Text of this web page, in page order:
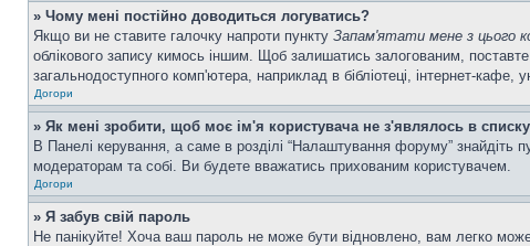
» Чому мені постійно доводиться логуватись?
Якщо ви не ставите галочку напроти пункту Запам'ятати мене з цього
облікового запису кимось іншим. Щоб залишатись залогованим,
загальнодоступного комп'ютера, наприклад в бібліотеці, інтернет-
Догори
» Як мені зробити, щоб моє ім'я користувача не з'являлось в
В Панелі керування, а саме в розділі “Налаштування форуму” знайдіть
модераторам та собі. Ви будете вважатись прихованим користувачем.
Догори
» Я забув свій пароль
Не панікуйте! Хоча ваш пароль не може бути відновлено, вам легко